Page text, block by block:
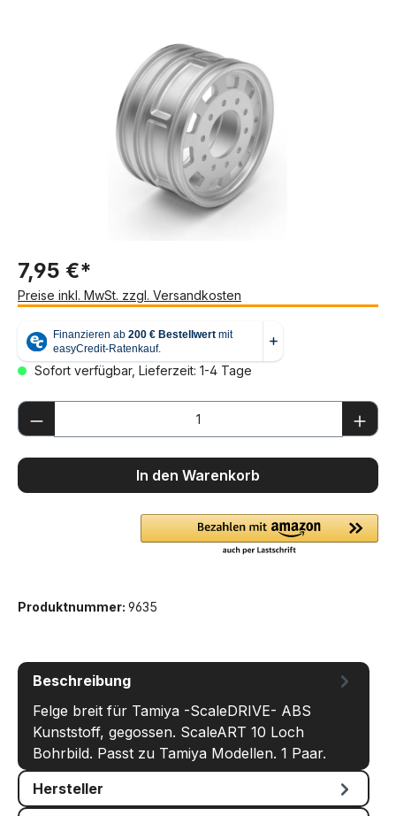
Bildergalerie überspringen
7,95 €*
Preise inkl. MwSt. zzgl. Versandkosten
Sofort verfügbar, Lieferzeit: 1-4 Tage
Produkt Anzahl: Gib den gewünschten
In den Warenkorb
Produktnummer: 9635
Beschreibung
Felge breit für Tamiya -ScaleDRIVE- ABS
Kunststoff, gegossen. ScaleART 10 Loch
Bohrbild. Passt zu Tamiya Modellen. 1 Paar.
Hersteller